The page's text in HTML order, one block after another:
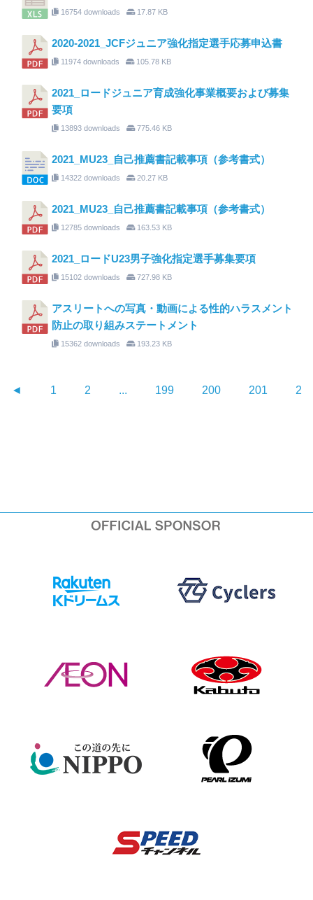
16754 downloads 17.87 KB
2020-2021_JCFジュニア強化指定選手応募申込書
11974 downloads 105.78 KB
2021_ロードジュニア育成強化事業概要および募集
要項
13893 downloads 775.46 KB
2021_MU23_自己推薦書記載事項（参考書式）
14322 downloads 20.27 KB
2021_MU23_自己推薦書記載事項（参考書式）
12785 downloads 163.53 KB
2021_ロードU23男子強化指定選手募集要項
15102 downloads 727.98 KB
アスリートへの写真・動画による性的ハラスメント
防止の取り組みステートメント
15362 downloads 193.23 KB
◄ 1 2 ... 199 200 201